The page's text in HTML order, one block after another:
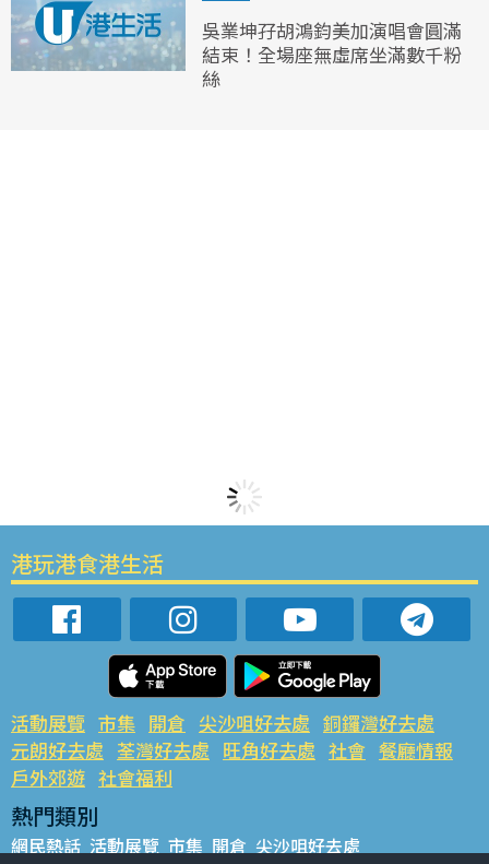
吳業坤孖胡鴻鈞美加演唱會圓滿
結束！全場座無虛席坐滿數千粉
絲
港玩港食港生活
活動展覽 市集 開倉 尖沙咀好去處 銅鑼灣好去處
元朗好去處 荃灣好去處 旺角好去處 社會 餐廳情報
戶外郊遊 社會福利
熱門類別
網民熱話 活動展覽 市集 開倉 尖沙咀好去處